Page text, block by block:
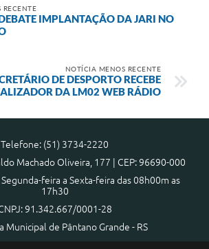
IMPLANTAÇÃO DA JARI NO
NOTÍCIA MENOS RECENTE
DE DESPORTO RECEBE
DA LM02 WEB RÁDIO
Telefone: (51) 3734-2220
Machado Oliveira, 177 | CEP: 96690-000
feira a Sexta-feira das 08h00m as
17h30
91.342.667/0001-28
Municipal de Pântano Grande - RS